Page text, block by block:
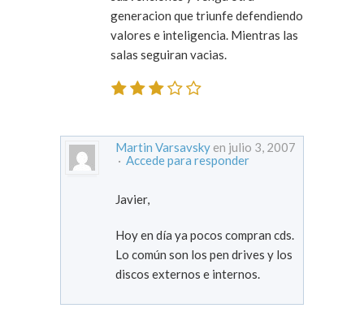
generacion que triunfe defendiendo
valores e inteligencia. Mientras las
salas seguiran vacias.
Martin Varsavsky en julio 3, 2007
· Accede para responder
Javier,
Hoy en día ya pocos compran cds.
Lo común son los pen drives y los
discos externos e internos.